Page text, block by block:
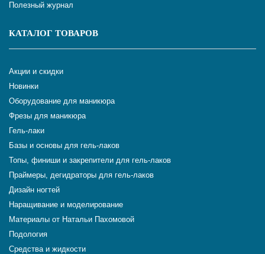
Полезный журнал
КАТАЛОГ ТОВАРОВ
Акции и скидки
Новинки
Оборудование для маникюра
Фрезы для маникюра
Гель-лаки
Базы и основы для гель-лаков
Топы, финиши и закрепители для гель-лаков
Праймеры, дегидраторы для гель-лаков
Дизайн ногтей
Наращивание и моделирование
Материалы от Натальи Пахомовой
Подология
Средства и жидкости